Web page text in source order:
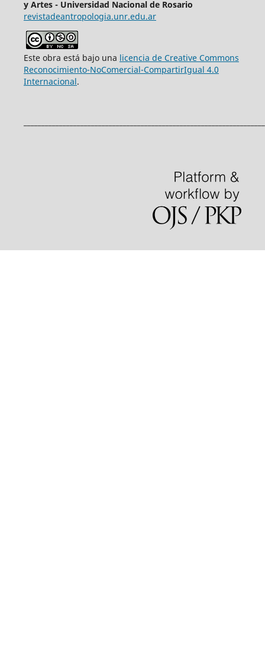
y Artes - Universidad Nacional de Rosario
revistadeantropologia.unr.edu.ar
Este obra está bajo una licencia de Creative Commons
Reconocimiento-NoComercial-CompartirIgual 4.0
Internacional.